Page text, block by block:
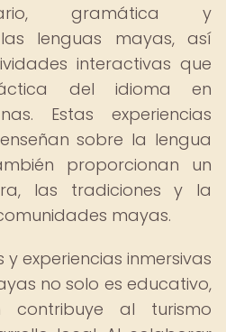
gramática y
lenguas mayas, así
interactivas que
del idioma en
Estas experiencias
sobre la lengua
proporcionan un
las tradiciones y la
mayas.
experiencias inmersivas
no solo es educativo,
contribuye al turismo